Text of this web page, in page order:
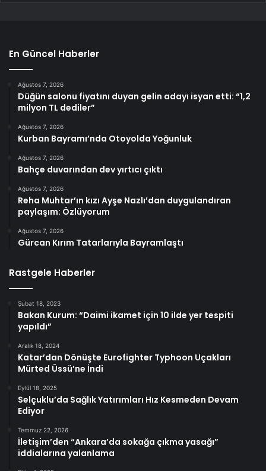
En Güncel Haberler
Ağustos 7, 2026
Düğün salonu fiyatını duyan gelin adayı isyan etti: “1,2
milyon TL dediler”
Ağustos 7, 2026
Kurban Bayramı’nda Otoyolda Yoğunluk
Ağustos 7, 2026
Bahçe duvarından dev yırtıcı çıktı
Ağustos 7, 2026
Reha Muhtar’ın kızı Ayşe Nazlı’dan duygulandıran
paylaşım: Özlüyorum
Ağustos 7, 2026
Gürcan Kırım Tatarlarıyla Bayramlaştı
Rastgele Haberler
Şubat 18, 2023
Bakan Kurum: “Daimi ikamet için 10 ilde yer tespiti
yapıldı”
Aralık 18, 2024
Katar’dan Dönüşte Eurofighter Typhoon Uçakları
Mürted Üssü’ne İndi
Eylül 18, 2025
Selçuklu’da Sağlık Yatırımları Hız Kesmeden Devam
Ediyor
Temmuz 22, 2026
İletişim’den “Ankara’da sokağa çıkma yasağı”
iddialarına yalanlama